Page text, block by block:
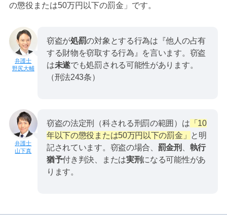
の懲役または50万円以下の罰金」です。
野尻大輔
窃盗が処罰の対象とする行為は『他人の占有
する財物を窃取する行為』を言います。窃盗
は未遂でも処罰される可能性があります。
（刑法243条）
山下真
窃盗の法定刑（科される刑罰の範囲）は 「10
年以下の懲役または50万円以下の罰金」 と明
記されています。窃盗の場合、 罰金刑
執行
猶予付き判決、または実刑になる可能性があ
ります。